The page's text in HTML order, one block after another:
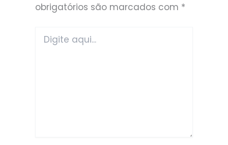
obrigatórios são marcados com *
aqui...